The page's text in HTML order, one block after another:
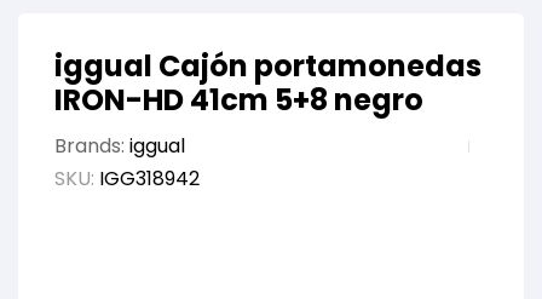
iggual Cajón portamonedas
IRON-HD 41cm 5+8 negro
Brands: iggual
SKU: IGG318942